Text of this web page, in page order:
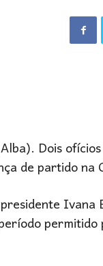
Dois
de partido na
Ivana